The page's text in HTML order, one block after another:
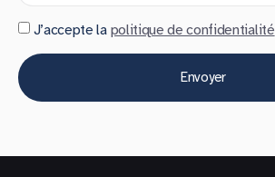
J’accepte la politique de confidentialité
Envoyer